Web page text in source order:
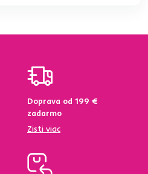
Doprava od 199 €
zadarmo
Zisti viac